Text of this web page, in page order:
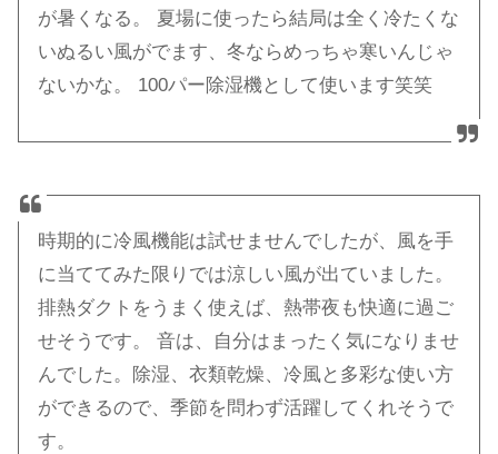
が暑くなる。 夏場に使ったら結局は全く冷たくな
いぬるい風がでます、冬ならめっちゃ寒いんじゃ
ないかな。 100パー除湿機として使います笑笑
時期的に冷風機能は試せませんでしたが、風を手
に当ててみた限りでは涼しい風が出ていました。
排熱ダクトをうまく使えば、熱帯夜も快適に過ご
せそうです。 音は、自分はまったく気になりませ
んでした。除湿、衣類乾燥、冷風と多彩な使い方
ができるので、季節を問わず活躍してくれそうで
す。